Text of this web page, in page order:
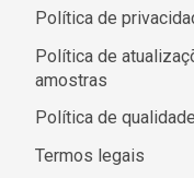
Política de
Política de
amostras
Política de qualidade
Termos legais